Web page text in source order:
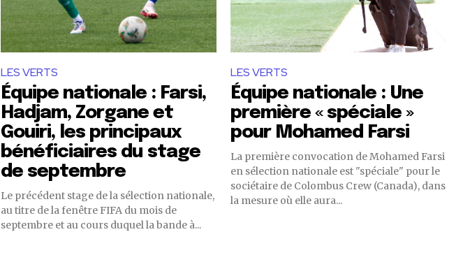
LES VERTS
Équipe nationale : Farsi,
Hadjam, Zorgane et
Gouiri, les principaux
bénéficiaires du stage
de septembre
Le précédent stage de la sélection nationale,
au titre de la fenêtre FIFA du mois de
septembre et au cours duquel la bande à...
LES VERTS
Équipe nationale : Une
première « spéciale »
pour Mohamed Farsi
La première convocation de Mohamed Farsi
en sélection nationale est "spéciale" pour le
sociétaire de Colombus Crew (Canada), dans
la mesure où elle aura...